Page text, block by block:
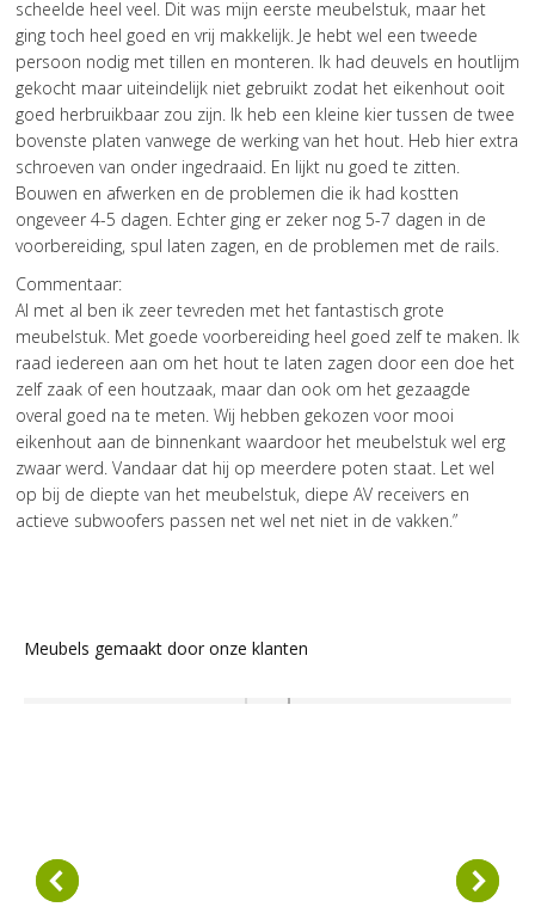
scheelde heel veel. Dit was mijn eerste meubelstuk, maar het
ging toch heel goed en vrij makkelijk. Je hebt wel een tweede
persoon nodig met tillen en monteren. Ik had deuvels en houtlijm
gekocht maar uiteindelijk niet gebruikt zodat het eikenhout ooit
goed herbruikbaar zou zijn. Ik heb een kleine kier tussen de twee
bovenste platen vanwege de werking van het hout. Heb hier extra
schroeven van onder ingedraaid. En lijkt nu goed te zitten.
Bouwen en afwerken en de problemen die ik had kostten
ongeveer 4-5 dagen. Echter ging er zeker nog 5-7 dagen in de
voorbereiding, spul laten zagen, en de problemen met de rails.
Commentaar:
Al met al ben ik zeer tevreden met het fantastisch grote
meubelstuk. Met goede voorbereiding heel goed zelf te maken. Ik
raad iedereen aan om het hout te laten zagen door een doe het
zelf zaak of een houtzaak, maar dan ook om het gezaagde
overal goed na te meten. Wij hebben gekozen voor mooi
eikenhout aan de binnenkant waardoor het meubelstuk wel erg
zwaar werd. Vandaar dat hij op meerdere poten staat. Let wel
op bij de diepte van het meubelstuk, diepe AV receivers en
actieve subwoofers passen net wel net niet in de vakken.”
Meubels gemaakt door onze klanten